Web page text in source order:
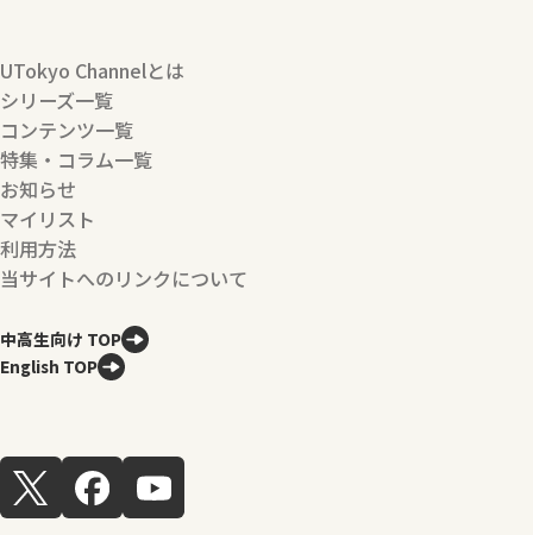
UTokyo Channelとは
シリーズ一覧
コンテンツ一覧
特集・コラム一覧
お知らせ
マイリスト
利用方法
当サイトへのリンクについて
中高生向け TOP
English TOP